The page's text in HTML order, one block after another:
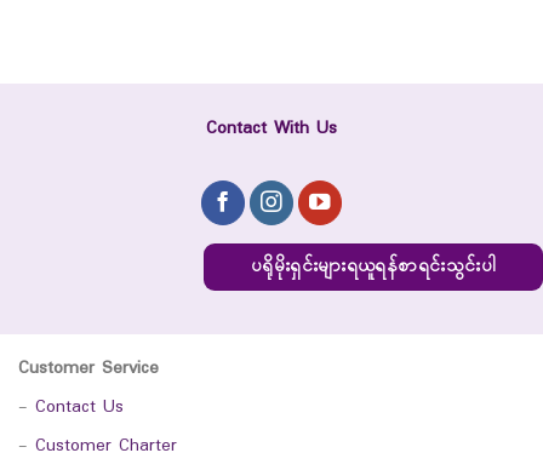
Contact With Us
ပရိုမိုးရှင်းများရယူရန်စာရင်းသွင်းပါ
Customer Service
- Contact Us
- Customer Charter